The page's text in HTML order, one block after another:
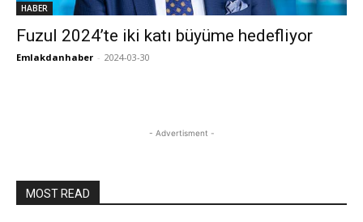
HABER
Fuzul 2024’te iki katı büyüme hedefliyor
Emlakdanhaber - 2024-03-30
- Advertisment -
MOST READ